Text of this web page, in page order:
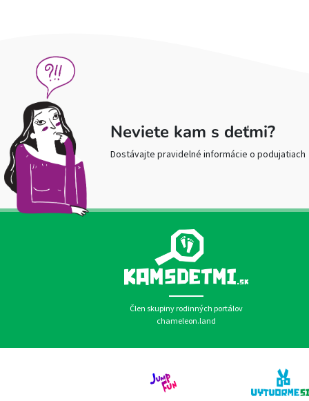
Neviete kam s deťmi?
Dostávajte pravidelné informácie o podujatiach
Člen skupiny rodinných portálov
chameleon.land